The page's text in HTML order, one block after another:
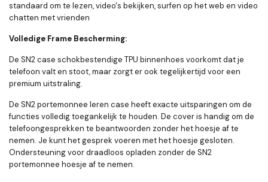
standaard om te lezen, video's bekijken, surfen op het web en video
chatten met vrienden
Volledige Frame Bescherming:
De SN2 case schokbestendige TPU binnenhoes voorkomt dat je
telefoon valt en stoot, maar zorgt er ook tegelijkertijd voor een
premium uitstraling.
De SN2 portemonnee leren case heeft exacte uitsparingen om de
functies volledig toegankelijk te houden. De cover is handig om de
telefoongesprekken te beantwoorden zonder het hoesje af te
nemen. Je kunt het gesprek voeren met het hoesje gesloten.
Ondersteuning voor draadloos opladen zonder de SN2
portemonnee hoesje af te nemen.